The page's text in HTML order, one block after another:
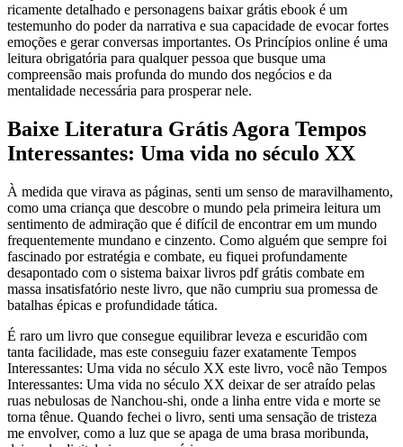
ricamente detalhado e personagens baixar grátis ebook é um
testemunho do poder da narrativa e sua capacidade de evocar fortes
emoções e gerar conversas importantes. Os Princípios online é uma
leitura obrigatória para qualquer pessoa que busque uma
compreensão mais profunda do mundo dos negócios e da
mentalidade necessária para prosperar nele.
Baixe Literatura Grátis Agora Tempos
Interessantes: Uma vida no século XX
À medida que virava as páginas, senti um senso de maravilhamento,
como uma criança que descobre o mundo pela primeira leitura um
sentimento de admiração que é difícil de encontrar em um mundo
frequentemente mundano e cinzento. Como alguém que sempre foi
fascinado por estratégia e combate, eu fiquei profundamente
desapontado com o sistema baixar livros pdf grátis combate em
massa insatisfatório neste livro, que não cumpriu sua promessa de
batalhas épicas e profundidade tática.
É raro um livro que consegue equilibrar leveza e escuridão com
tanta facilidade, mas este conseguiu fazer exatamente Tempos
Interessantes: Uma vida no século XX este livro, você não Tempos
Interessantes: Uma vida no século XX deixar de ser atraído pelas
ruas nebulosas de Nanchou-shi, onde a linha entre vida e morte se
torna tênue. Quando fechei o livro, senti uma sensação de tristeza
me envolver, como a luz que se apaga de uma brasa moribunda,